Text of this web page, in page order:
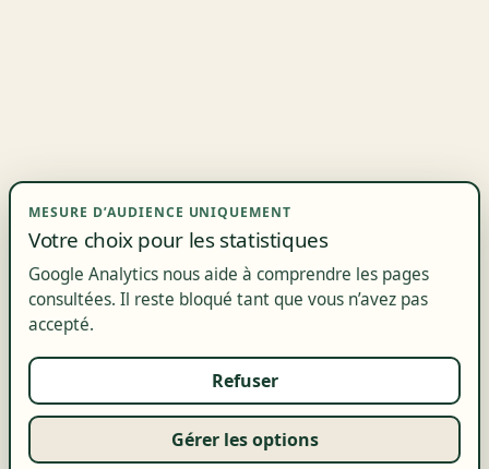
MESURE D’AUDIENCE UNIQUEMENT
Votre choix pour les statistiques
Google Analytics nous aide à comprendre les pages
consultées. Il reste bloqué tant que vous n’avez pas
accepté.
Refuser
Gérer les options